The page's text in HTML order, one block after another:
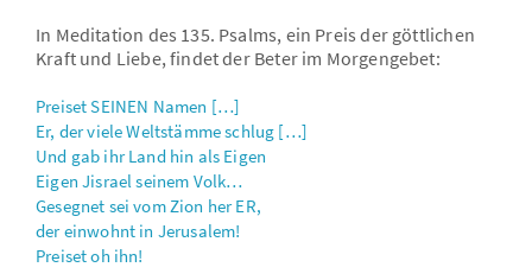
In Meditation des 135. Psalms, ein Preis der göttlichen
Kraft und Liebe, findet der Beter im Morgengebet:
Preiset SEINEN Namen […]
Er, der viele Weltstämme schlug […]
Und gab ihr Land hin als Eigen
Eigen Jisrael seinem Volk…
Gesegnet sei vom Zion her ER,
der einwohnt in Jerusalem!
Preiset oh ihn!